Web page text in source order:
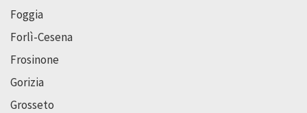
Foggia
Forlì-Cesena
Frosinone
Gorizia
Grosseto